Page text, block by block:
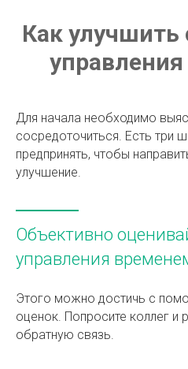
Как
Для начала необходимо
сосредоточиться. Есть три
предпринять, чтобы
улучшение.
Объективно
управления
Этого можно достичь с
оценок. Попросите коллег и
обратную связь.